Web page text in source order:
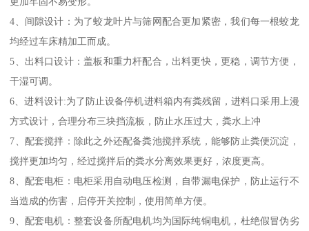
4、间隙设计：为了蛟龙叶片与筛网配合更加紧密，我们每一根蛟龙
均经过车床精加工而成。
5、出料口设计：盖板和重力杆配合，出料更快，更稳，调节方便，
干湿可调。
6、进料设计:为了防止设备停机进料箱内有粪残留，进料口采用上漫
方式设计，合理分布三块挡流板，防止水压过大，粪水上冲
7、配套搅拌：除此之外还配备粪池搅拌系统，能够防止粪便沉淀，
搅拌更加均匀，经过搅拌后的粪水分离效果更好，浓度更高。
8、配套电柜：电柜采用自动电压检测，自带漏电保护，防止运行不
当造成的伤害，启停开关控制，使用简单方便。
9、配套电机：整套设备所配电机均为国际纯铜电机，杜绝假冒伪劣